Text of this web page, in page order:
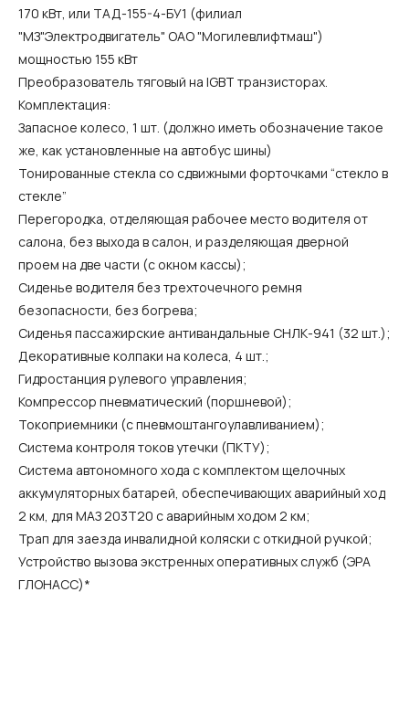
170 кВт, или ТАД-155-4-БУ1 (филиал
"МЗ"Электродвигатель" ОАО "Могилевлифтмаш")
мощностью 155 кВт
Преобразователь тяговый на IGBT транзисторах.
Комплектация:
Запасное колесо, 1 шт. (должно иметь обозначение такое
же, как установленные на автобус шины)
Тонированные стекла со сдвижными форточками “стекло в
стекле”
Перегородка, отделяющая рабочее место водителя от
салона, без выхода в салон, и разделяющая дверной
проем на две части (с окном кассы);
Сиденье водителя без трехточечного ремня
безопасности, без богрева;
Сиденья пассажирские антивандальные СНЛК-941 (32 шт.);
Декоративные колпаки на колеса, 4 шт.;
Гидростанция рулевого управления;
Компрессор пневматический (поршневой);
Токоприемники (с пневмоштангоулавливанием);
Система контроля токов утечки (ПКТУ);
Система автономного хода с комплектом щелочных
аккумуляторных батарей, обеспечивающих аварийный ход
2 км, для МАЗ 203T20 c аварийным ходом 2 км;
Трап для заезда инвалидной коляски с откидной ручкой;
Устройство вызова экстренных оперативных служб (ЭРА
ГЛОНАСС)*